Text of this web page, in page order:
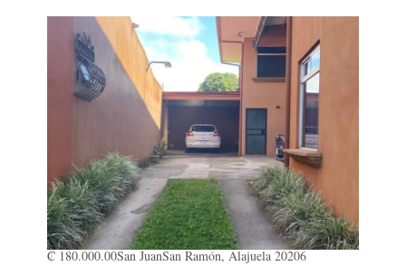
₡ 180.000.00San JuanSan Ramón, Alajuela 20206